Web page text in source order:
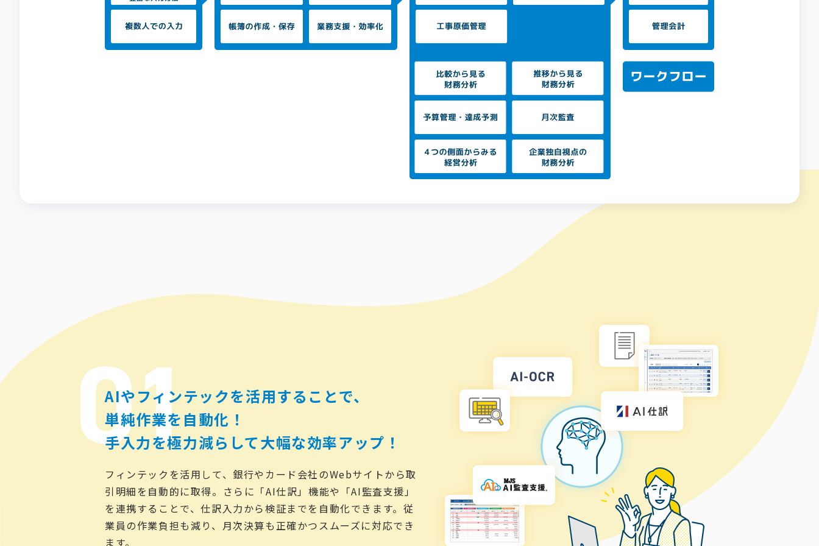
AIやフィンテックを活用することで、
単純作業を自動化！
手入力を極力減らして大幅な効率アップ！
フィンテックを活用して、銀行やカード会社のWebサイトから取
引明細を自動的に取得。さらに「AI仕訳」機能や「AI監査支援」
を連携することで、仕訳入力から検証までを自動化できます。従
業員の作業負担も減り、月次決算も正確かつスムーズに対応でき
ます。